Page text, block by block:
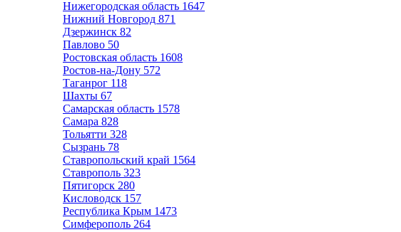
Нижегородская область 1647
Нижний Новгород 871
Дзержинск 82
Павлово 50
Ростовская область 1608
Ростов-на-Дону 572
Таганрог 118
Шахты 67
Самарская область 1578
Самара 828
Тольятти 328
Сызрань 78
Ставропольский край 1564
Ставрополь 323
Пятигорск 280
Кисловодск 157
Республика Крым 1473
Симферополь 264